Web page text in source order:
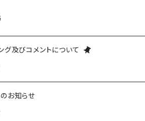
/ Bandoneon/ PSYCHOBILLY
ROCK / PSYCHEDELIA
/ TRASH PUNK
ドロック・ヘヴィメタル
/ PostModern
/ NOISE
HEALING
/ DUB
- フォルクローレ
グ及びコメントについて
お知らせ